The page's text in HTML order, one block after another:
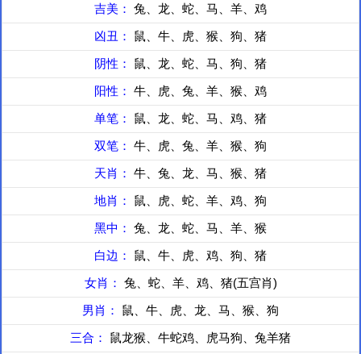
吉美： 兔、龙、蛇、马、羊、鸡
凶丑： 鼠、牛、虎、猴、狗、猪
阴性： 鼠、龙、蛇、马、狗、猪
阳性： 牛、虎、兔、羊、猴、鸡
单笔： 鼠、龙、蛇、马、鸡、猪
双笔： 牛、虎、兔、羊、猴、狗
天肖： 牛、兔、龙、马、猴、猪
地肖： 鼠、虎、蛇、羊、鸡、狗
黑中： 兔、龙、蛇、马、羊、猴
白边： 鼠、牛、虎、鸡、狗、猪
女肖： 兔、蛇、羊、鸡、猪(五宫肖)
男肖： 鼠、牛、虎、龙、马、猴、狗
三合： 鼠龙猴、牛蛇鸡、虎马狗、兔羊猪